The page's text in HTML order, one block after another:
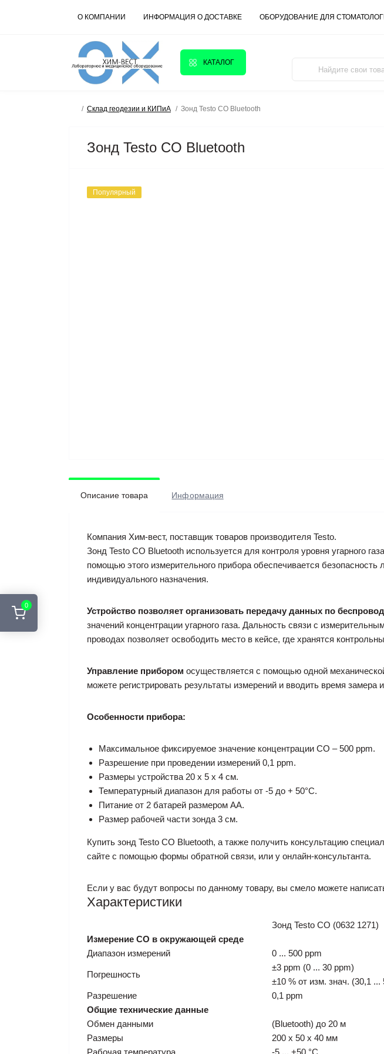
0
О КОМПАНИИ ИНФОРМАЦИЯ О ДОСТАВКЕ ОБОРУДОВАНИЕ ДЛЯ
КАТАЛОГ
Склад геодезии и КИПиА Зонд Testo CO Bluetooth
Зонд Testo CO Bluetooth
Популярный
Описание товара Информация
Компания Хим-вест, поставщик товаров производителя Testo.
Зонд Testo CO Bluetooth используется для контроля уровня угарного
помощью этого измерительного прибора обеспечивается
индивидуального назначения.
Устройство позволяет организовать передачу данных по
значений концентрации угарного газа. Дальность связи с
проводах позволяет освободить место в кейсе, где хранятся
Управление прибором осуществляется с помощью одной
можете регистрировать результаты измерений и вводить время
Особенности прибора:
Максимальное фиксируемое значение концентрации СО – 500 ppm.
Разрешение при проведении измерений 0,1 ppm.
Размеры устройства 20 х 5 х 4 см.
Температурный диапазон для работы от -5 до + 50°С.
Питание от 2 батарей размером АА.
Размер рабочей части зонда 3 см.
Купить зонд Testo CO Bluetooth, а также получить консультацию
сайте с помощью формы обратной связи, или у онлайн-консультанта.
Если у вас будут вопросы по данному товару, вы смело можете
Характеристики
Зонд Testo CO (0632 1271)
Измерение СО в окружающей среде
Диапазон измерений
0 ... 500 ppm
Погрешность
±3 ppm (0 ... 30 ppm)
±10 % от изм. знач. (30,1 ...
Разрешение
0,1 ppm
Общие технические данные
Обмен данными
(Bluetooth) до 20 м
Размеры
200 x 50 x 40 мм
Рабочая температура
-5 ... +50 °C